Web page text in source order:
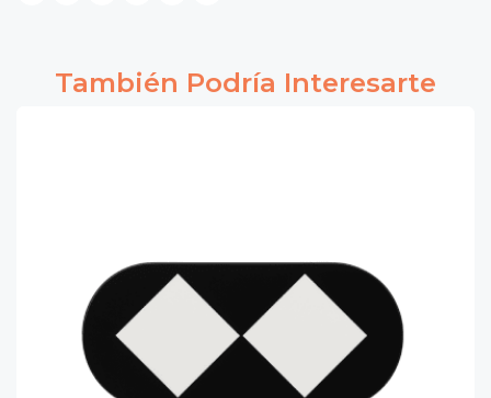
También Podría Interesarte